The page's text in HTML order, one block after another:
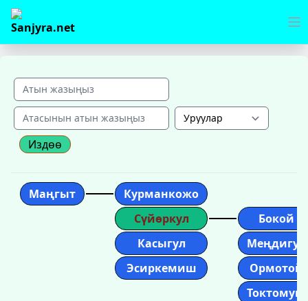
Издөө
Маңгыт
Курманкожо
Сүйөркул
Бокой
Касыгул
Меңдигул
Эсиркемиш
Ормотой
Токтомуш